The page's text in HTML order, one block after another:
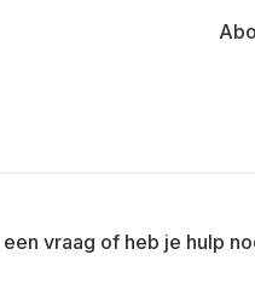
een vraag of heb je hulp